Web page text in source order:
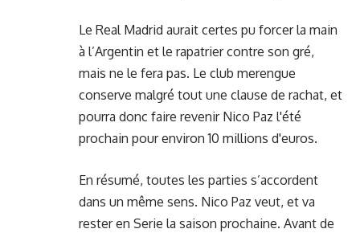
Le Real Madrid aurait certes pu forcer la main
à l’Argentin et le rapatrier contre son gré,
mais ne le fera pas. Le club merengue
conserve malgré tout une clause de rachat, et
pourra donc faire revenir Nico Paz l'été
prochain pour environ 10 millions d'euros.
En résumé, toutes les parties s’accordent
dans un même sens. Nico Paz veut, et va
rester en Serie la saison prochaine. Avant de